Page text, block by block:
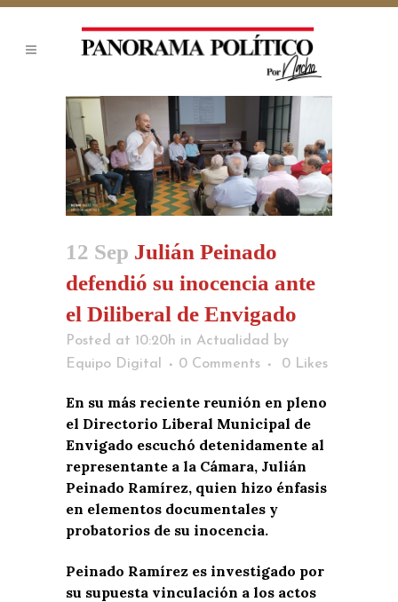
12 Sep Julián Peinado
defendió su inocencia ante
el Diliberal de Envigado
Posted at 10:20h in Actualidad
by
Equipo Digital
0 Comments 0 Likes
En su más reciente reunión en pleno
el Directorio Liberal Municipal de
Envigado escuchó detenidamente al
representante a la Cámara, Julián
Peinado Ramírez, quien hizo énfasis
en elementos documentales y
probatorios de su inocencia.
Peinado Ramírez es investigado por
su supuesta vinculación a los actos